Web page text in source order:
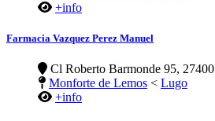
+info
Farmacia Vazquez Perez Manuel
Cl Roberto Barmonde 95, 27400
Monforte de Lemos < Lugo
+info